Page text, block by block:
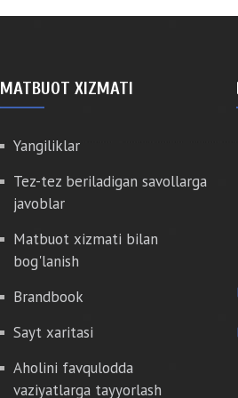
MATBUOT XIZMATI
Yangiliklar
Tez-tez beriladigan savollarga
javoblar
Matbuot xizmati bilan
bog'lanish
Brandbook
Sayt xaritasi
Aholini favqulodda
vaziyatlarga tayyorlash